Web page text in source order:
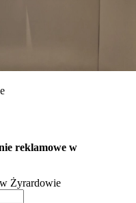
reklamowe w
w Żyrardowie